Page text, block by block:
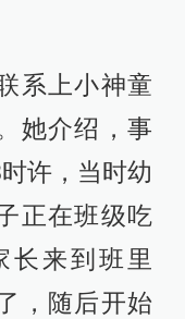
系上小神童
她介绍，事
许，当时幼
正在班级吃
长来到班里
，随后开始